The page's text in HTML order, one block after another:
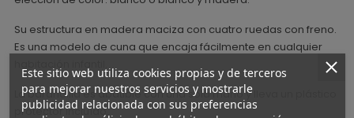
Su estructura en madera maciza con cuatro ruedas con freno.
Es una modelo de cuna que encaja fácilmente en cualquier
La barandilla es abatible con una sola mano y lleva un plástico
protector incluído.
Este sitio web utiliza cookies propias y de terceros
para mejorar nuestros servicios y mostrarle
publicidad relacionada con sus preferencias